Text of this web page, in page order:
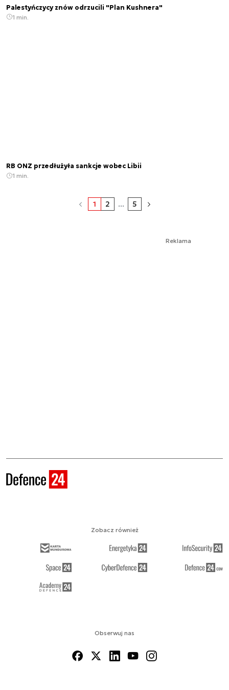
Palestyńczycy znów odrzucili "Plan Kushnera"
1 min.
RB ONZ przedłużyła sankcje wobec Libii
1 min.
1 2 ... 5
Reklama
Obserwuj nas
Zobacz również